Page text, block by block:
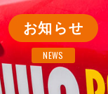
お知らせ
NEWS